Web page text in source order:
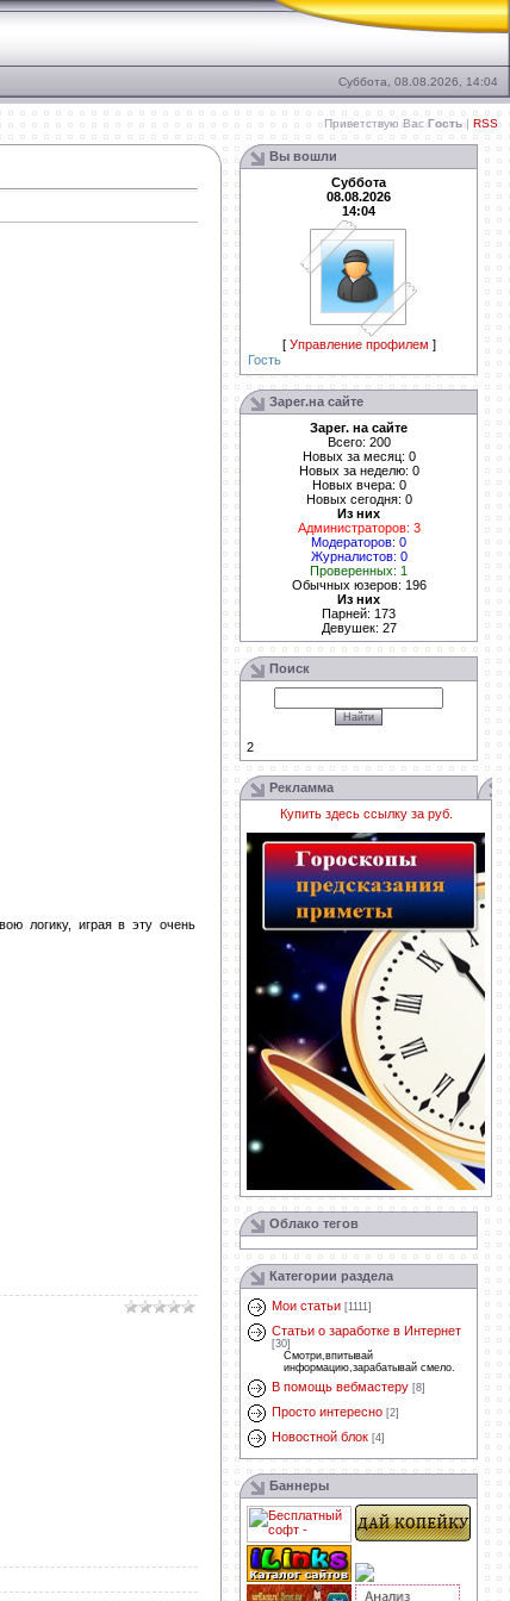
Суббота, 08.08.2026, 14:04
Приветствую Вас Гость | RSS
логику, играя в эту очень
Вы вошли
Суббота
08.08.2026
14:04
[ Управление профилем ]
Гость
Зарег.на сайте
Зарег. на сайте
Всего: 200
Новых за месяц: 0
Новых за неделю: 0
Новых вчера: 0
Новых сегодня: 0
Из них
Администраторов: 3
Модераторов: 0
Журналистов: 0
Проверенных: 1
Обычных юзеров: 196
Из них
Парней: 173
Девушек: 27
Поиск
2
Рекламма
Купить здесь ссылку за руб.
Облако тегов
Категории раздела
Мои статьи [1111]
Статьи о заработке в Интернет
[30]
Смотри,впитывай
информацию,зарабатывай смело.
В помощь вебмастеру [8]
Просто интересно [2]
Новостной блок [4]
Баннеры